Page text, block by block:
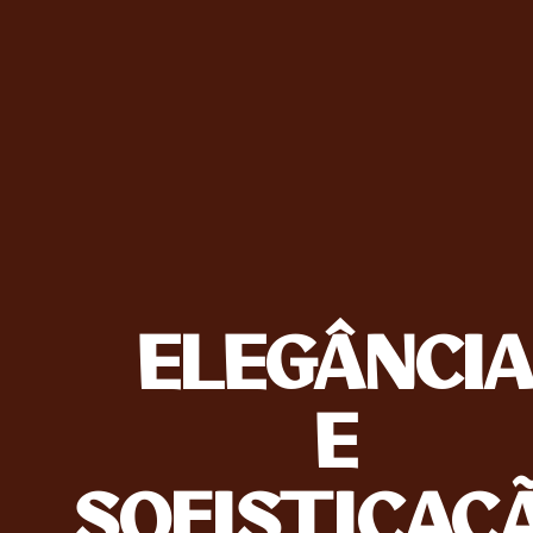
ELEGÂNCIA
E